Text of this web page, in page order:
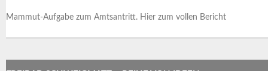
Mammut-Aufgabe zum Amtsantritt. Hier zum vollen Bericht